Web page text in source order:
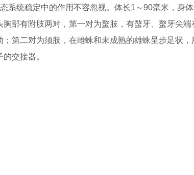
系统稳定中的作用不容忽视。体长1～90毫米，身
部有附肢两对，第一对为螯肢，有螯牙、螯牙尖端
第二对为须肢，在雌蛛和未成熟的雄蛛呈步足状，
交接器。